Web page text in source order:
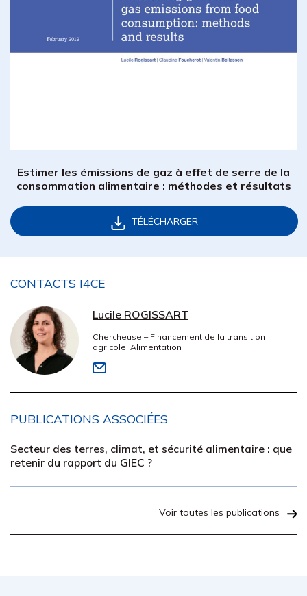
Estimer les émissions de gaz à effet de serre de la
consommation alimentaire : méthodes et résultats
TÉLÉCHARGER
CONTACTS I4CE
Lucile ROGISSART
Chercheuse – Financement de la transition
agricole, Alimentation
PUBLICATIONS ASSOCIÉES
Secteur des terres, climat, et sécurité alimentaire : que
retenir du rapport du GIEC ?
Voir toutes les publications